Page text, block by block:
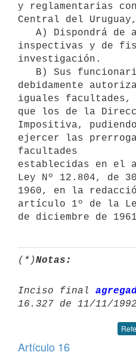
y reglamentarias
Central del
inspectivas y de
investigación.
debidamente
iguales
que los de la
Impositiva,
ejercer las
facultades
establecidas en el
Ley Nº 12.804, de
1960, en la
artículo 1º de la
de diciembre de
(*)Notas:
Inciso final
16.327 de 11/11/
Artículo 16